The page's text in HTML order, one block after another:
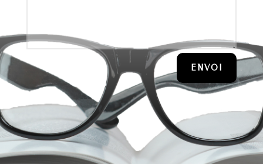
ENVOI